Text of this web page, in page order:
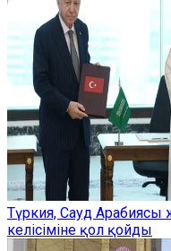
Түркия, Сауд Арабиясы
келісіміне қол қойды